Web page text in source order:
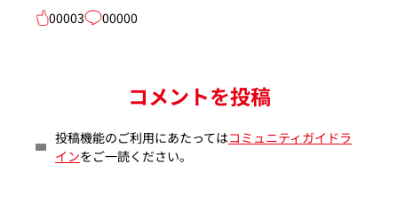
00003
00000
コメントを投稿
投稿機能のご利用にあたってはコミュニティガイドラ
インをご一読ください。